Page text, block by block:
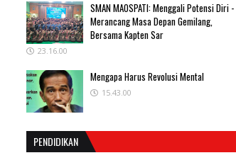
SMAN MAOSPATI: Menggali Potensi Diri -
Merancang Masa Depan Gemilang,
Bersama Kapten Sar
23.16.00
Mengapa Harus Revolusi Mental
15.43.00
PENDIDIKAN